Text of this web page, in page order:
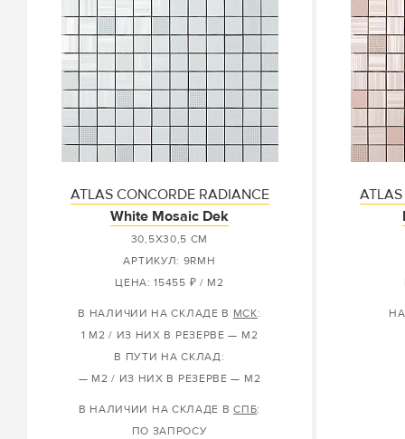
ATLAS CONCORDE RADIANCE
White Mosaic Dek
30,5X30,5 СМ
АРТИКУЛ: 9RMH
ЦЕНА: 15455 ₽ / М2
В НАЛИЧИИ НА СКЛАДЕ В МСК:
1 М2 / ИЗ НИХ В РЕЗЕРВЕ — М2
В ПУТИ НА СКЛАД:
— М2 / ИЗ НИХ В РЕЗЕРВЕ — М2
В НАЛИЧИИ НА СКЛАДЕ ВСПБ:
ПО ЗАПРОСУ